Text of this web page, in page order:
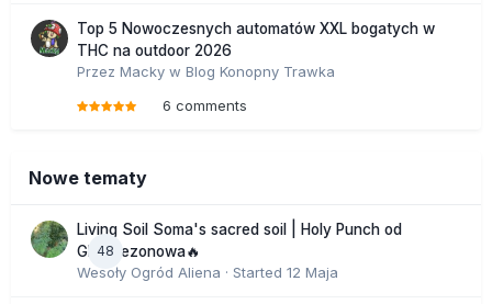
Top 5 Nowoczesnych automatów XXL bogatych w
THC na outdoor 2026
Przez Macky w Blog Konopny Trawka
6 comments
Nowe tematy
48
Living Soil Soma's sacred soil | Holy Punch od
GHS sezonowa🔥
Wesoły Ogród Aliena · Started 12 Maja